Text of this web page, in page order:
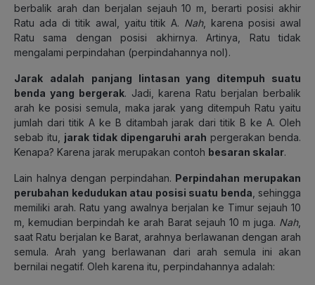
berbalik arah dan berjalan sejauh 10 m, berarti posisi akhir
Ratu ada di titik awal, yaitu titik A. Nah, karena posisi awal
Ratu sama dengan posisi akhirnya. Artinya, Ratu tidak
mengalami perpindahan (perpindahannya nol).
Jarak adalah
panjang lintasan yang ditempuh suatu
benda yang bergerak. Jadi, karena Ratu berjalan berbalik
arah ke posisi semula, maka jarak yang ditempuh Ratu yaitu
jumlah dari titik A ke B ditambah jarak dari titik B ke A. Oleh
sebab itu, jarak tidak dipengaruhi arah pergerakan benda.
Kenapa? Karena jarak merupakan contoh besaran skalar.
Lain halnya dengan perpindahan. Perpindahan merupakan
perubahan kedudukan atau posisi suatu benda , sehingga
memiliki arah. Ratu yang awalnya berjalan ke Timur sejauh 10
m, kemudian berpindah ke arah Barat sejauh 10 m juga. Nah,
saat Ratu berjalan ke Barat, arahnya berlawanan dengan arah
semula. Arah yang berlawanan dari arah semula ini akan
bernilai negatif. Oleh karena itu, perpindahannya adalah: